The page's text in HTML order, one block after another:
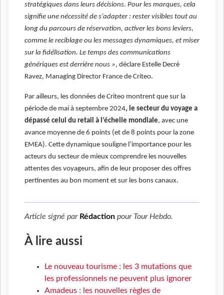
stratégiques dans leurs décisions. Pour les marques, cela
signifie une nécessité de s’adapter : rester visibles tout au
long du parcours de réservation, activer les bons leviers,
comme le reciblage ou les messages dynamiques, et miser
sur la fidélisation. Le temps des communications
génériques est derrière nous », déclare Estelle Decré
Ravez, Managing Director France de Criteo.
Par ailleurs, les données de Criteo montrent que sur la
période de mai à septembre 2024, le secteur du voyage a
dépassé celui du retail à l’échelle mondiale, avec une
avance moyenne de 6 points (et de 8 points pour la zone
EMEA). Cette dynamique souligne l’importance pour les
acteurs du secteur de mieux comprendre les nouvelles
attentes des voyageurs, afin de leur proposer des offres
pertinentes au bon moment et sur les bons canaux.
Article signé par Rédaction pour Tour Hebdo.
À lire aussi
Le nouveau tourisme : les 3 mutations que
les professionnels ne peuvent plus ignorer
Amadeus : les nouvelles règles de